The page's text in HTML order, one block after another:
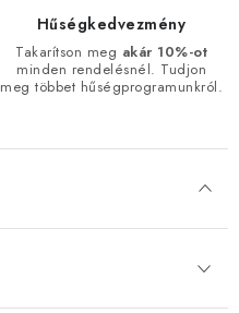
Hűségkedvezmény
Takarítson meg akár 10%-ot
minden rendelésnél. Tudjon
meg többet hűségprogramunkról.